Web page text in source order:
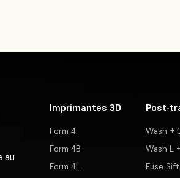
au
Imprimantes 3D
Form 4
Form 4B
Form 4L
Post-
Wash +
Wash L
Fuse